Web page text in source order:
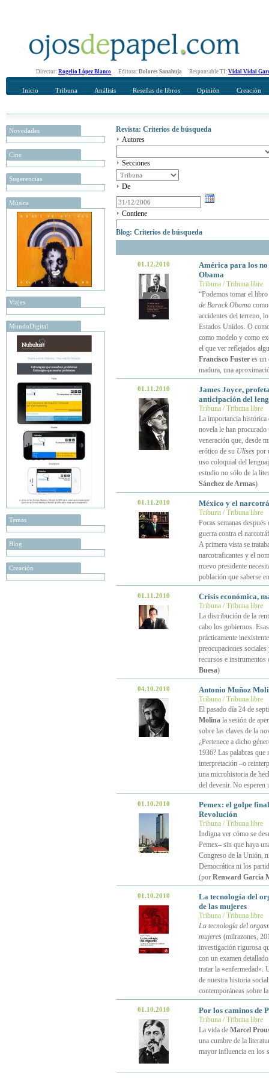
Director: Rogelio López Blanco Editora: Dolores Sanahuja Responsable TI: Vidal Vidal
Inicio Tribuna Análisis Reseñas de libros Opinión Creación
Novedades
Cine
Sugerencias
Música
Viajes
MundoDigital
Temas
Blog
Creación
Revista: Criterios de búsqueda
Autores
Secciones
De
Contiene
Blog: Criterios de búsqueda
01.12.2010
América para los no
Obama
Tribuna / Tribuna libre
“Podemos tomar el libro
de Barack Obamacomo
accidentes del terreno,
Estados Unidos. O
como modelo y como
el que ver reflejados
Francisco Fusteres un
madura, una
01.11.2010
James Joyce,
anticipación del
Tribuna / Tribuna libre
La importancia histórica
novela le han procurado
veneración que, desde
erótico de su Ulisespor
uso coloquial del
estudio no sólo de la
Sánchez de Armas)
01.11.2010 México y el
Tribuna / Tribuna libre
Pocas semanas
guerra contra el
A primera vista se
narcotraficantes y el
nuevo presidente
población que saberse
01.11.2010 Crisis económica,
Tribuna / Tribuna libre
La distribución de la
cabo los gobiernos.
prácticamente
preocupaciones
recursos e instrumentos
Buesa)
04.10.2010 Antonio Muñoz
Tribuna / Tribuna libre
El pasado día 24 de
Molinala sesión de
sobre las claves de la
¿Pertenece a dicho
1936? Las palabras
interpretación –o
una microhistoria de
del devenir. No
01.10.2010
Pemex: el golpe
Revolución
Tribuna / Tribuna libre
Indigna ver cómo se
Pemex– sin que haya
Congreso de la Unión,
Democrática ni los
(por Renward García
01.10.2010
La tecnología del
de las mujeres
Tribuna / Tribuna libre
La tecnología del
mujeres(milrazones,
investigación rigurosa
con un examen
tratar la «enfermedad».
de nuestra historia
contemporáneas sobre
01.10.2010 Por los caminos de
Tribuna / Tribuna libre
La vida de Marcel
una cumbre de la
mayor influencia en